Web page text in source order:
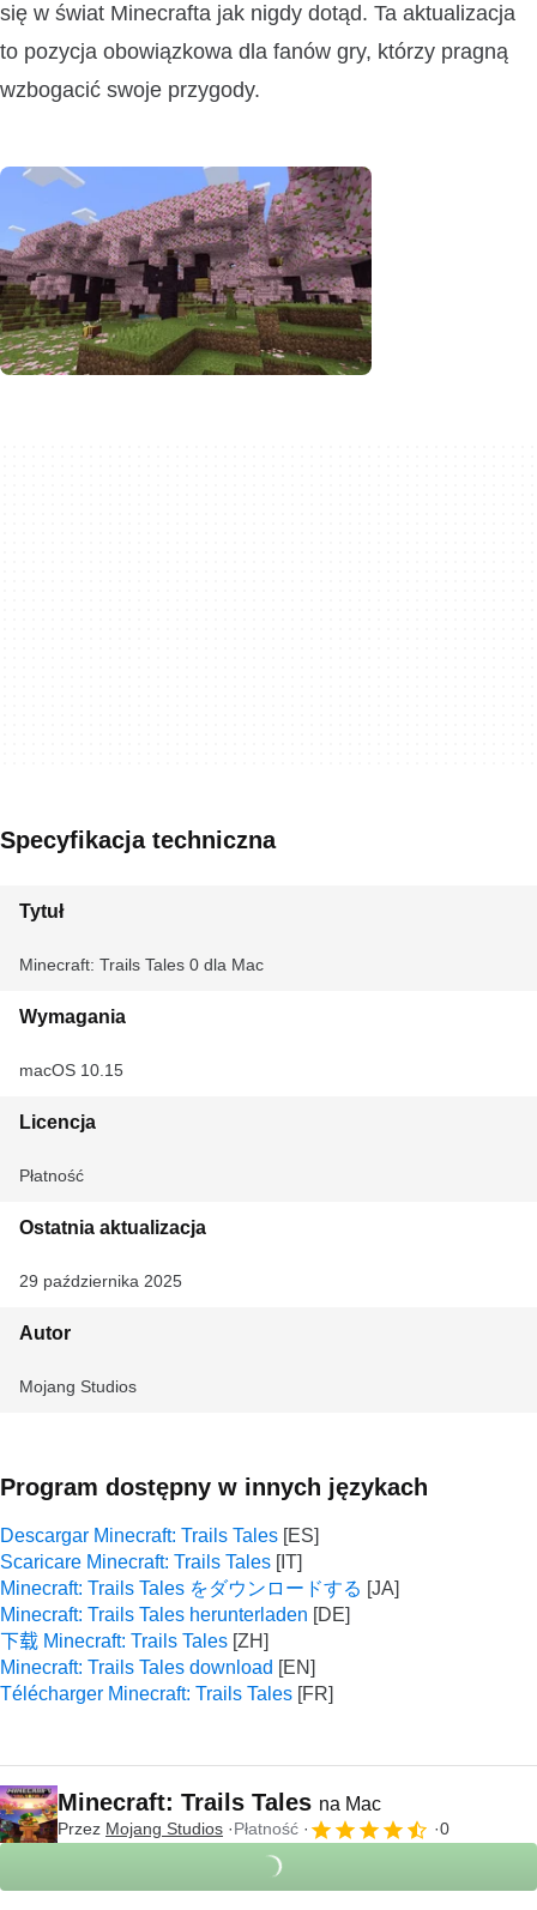
się w świat Minecrafta jak nigdy dotąd. Ta aktualizacja
to pozycja obowiązkowa dla fanów gry, którzy pragną
wzbogacić swoje przygody.
Specyfikacja techniczna
Tytuł
Minecraft: Trails Tales 0 dla Mac
Wymagania
macOS 10.15
Licencja
Płatność
Ostatnia aktualizacja
29 października 2025
Autor
Mojang Studios
Program dostępny w innych językach
Descargar Minecraft: Trails Tales
Scaricare Minecraft: Trails Tales
Minecraft: Trails Tales をダウンロードする
Minecraft: Trails Tales herunterladen
下载 Minecraft: Trails Tales
Minecraft: Trails Tales download
Télécharger Minecraft: Trails Tales
Minecraft: Trails Tales na Mac
Przez Mojang Studios Płatność 0